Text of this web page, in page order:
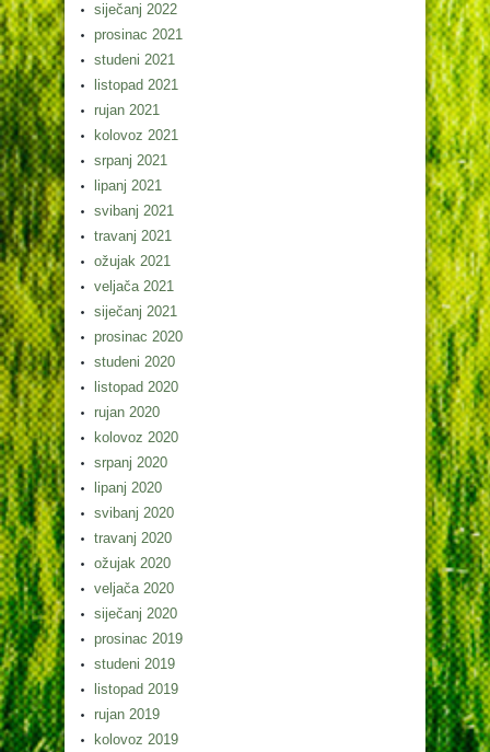
siječanj 2022
prosinac 2021
studeni 2021
listopad 2021
rujan 2021
kolovoz 2021
srpanj 2021
lipanj 2021
svibanj 2021
travanj 2021
ožujak 2021
veljača 2021
siječanj 2021
prosinac 2020
studeni 2020
listopad 2020
rujan 2020
kolovoz 2020
srpanj 2020
lipanj 2020
svibanj 2020
travanj 2020
ožujak 2020
veljača 2020
siječanj 2020
prosinac 2019
studeni 2019
listopad 2019
rujan 2019
kolovoz 2019